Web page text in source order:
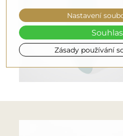
Zásady používání
Nastavení